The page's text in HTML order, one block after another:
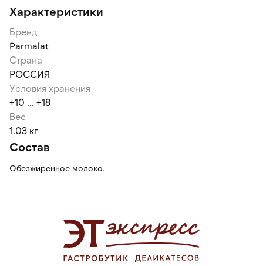
Характеристики
Бренд
Parmalat
Страна
РОССИЯ
Условия хранения
+10 ... +18
Вес
1.03 кг
Состав
Обезжиренное молоко.